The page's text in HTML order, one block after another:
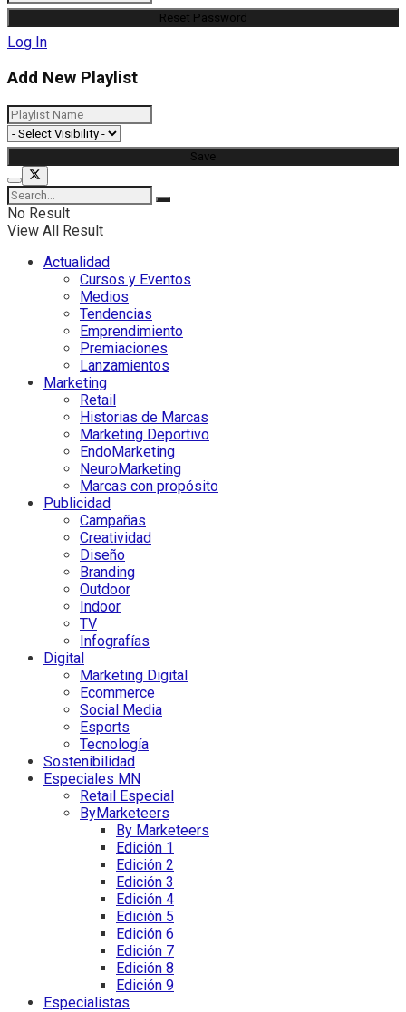
Log In
Add New Playlist
No Result
View All Result
Actualidad
Cursos y Eventos
Medios
Tendencias
Emprendimiento
Premiaciones
Lanzamientos
Marketing
Retail
Historias de Marcas
Marketing Deportivo
EndoMarketing
NeuroMarketing
Marcas con propósito
Publicidad
Campañas
Creatividad
Diseño
Branding
Outdoor
Indoor
TV
Infografías
Digital
Marketing Digital
Ecommerce
Social Media
Esports
Tecnología
Sostenibilidad
Especiales MN
Retail Especial
ByMarketeers
By Marketeers
Edición 1
Edición 2
Edición 3
Edición 4
Edición 5
Edición 6
Edición 7
Edición 8
Edición 9
Especialistas